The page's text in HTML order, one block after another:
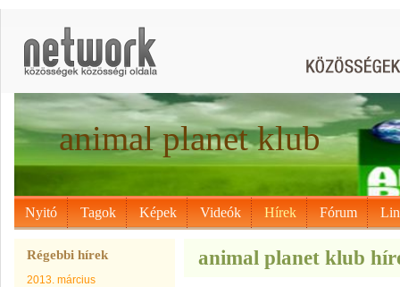
animal planet klub
Nyitó Tagok Képek Videók Hírek Fórum
Régebbi hírek
2013. március
animal planet klub